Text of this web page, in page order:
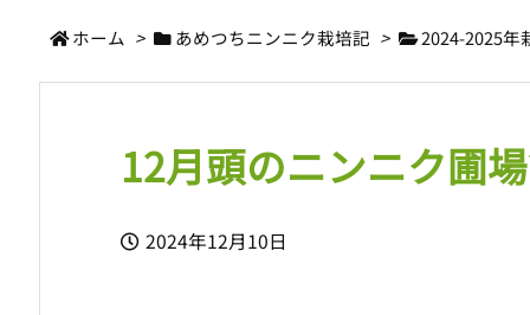
ホーム > あめつちニンニク栽培記 > 2024-2025年
12月頭のニンニク圃
2024年12月10日